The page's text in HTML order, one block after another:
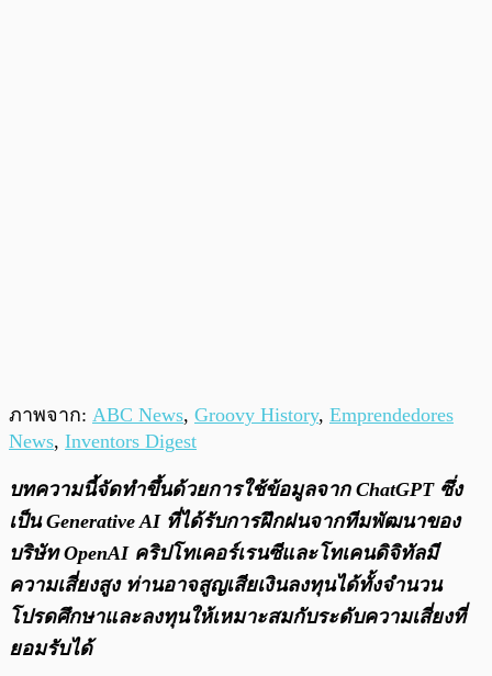
ภาพจาก: ABC News, Groovy History, Emprendedores
News, Inventors Digest
บทความนี้จัดทำขึ้นด้วยการใช้ข้อมูลจาก ChatGPT ซึ่ง
เป็น Generative AI ที่ได้รับการฝึกฝนจากทีมพัฒนาของ
บริษัท OpenAI คริปโทเคอร์เรนซีและโทเคนดิจิทัลมี
ความเสี่ยงสูง ท่านอาจสูญเสียเงินลงทุนได้ทั้งจํานวน
โปรดศึกษาและลงทุนให้เหมาะสมกับระดับความเสี่ยงที่
ยอมรับได้